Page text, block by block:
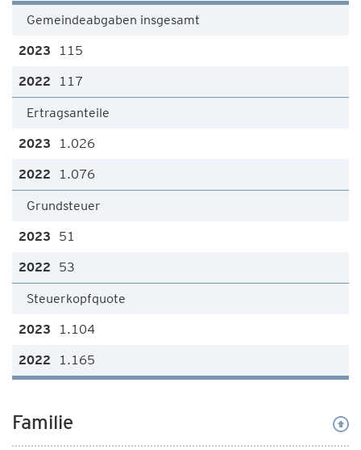
Gemeindeabgaben insgesamt
115
117
Ertragsanteile
1.026
1.076
Grundsteuer
51
53
Steuerkopfquote
1.104
1.165
Familie